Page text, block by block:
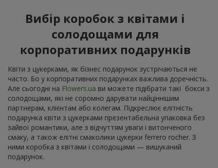
Вибір коробок з квітами і
солодощами для
корпоративних подарунків
Квіти з цукерками, як бізнес подарунок зустрічаються не
часто. Бо у корпоративних подарунках важлива доречність.
Але сьогодні на Flowers.ua ви можете підібрати такі бокси з
солодощами, які не соромно дарувати найціннішим
партнерам, клієнтам або колегам. Підкреслює елітність
подарунка квіти з цукерками презентабельна упаковка без
зайвої романтики, але з відчуттям уваги і витонченого
смаку, а також елітні смаколики цукерки ferrero rocher. З
ними коробка з квітами і солодощами — вишуканий
подарунок.